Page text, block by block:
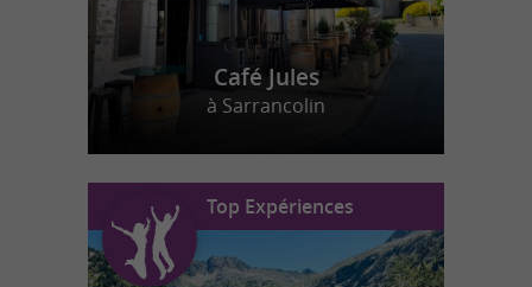
Café Jules
à Sarrancolin
Top Expériences